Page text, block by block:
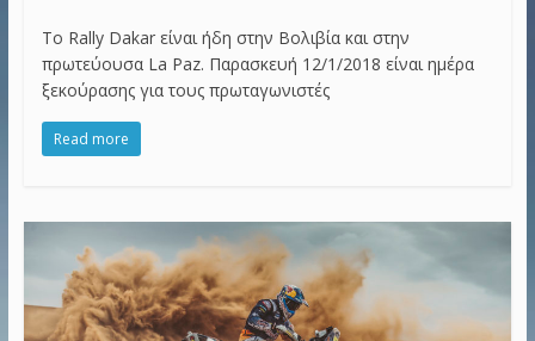
Το Rally Dakar είναι ήδη στην Βολιβία και στην
πρωτεύουσα La Paz. Παρασκευή 12/1/2018 είναι ημέρα
ξεκούρασης για τους πρωταγωνιστές
Read more